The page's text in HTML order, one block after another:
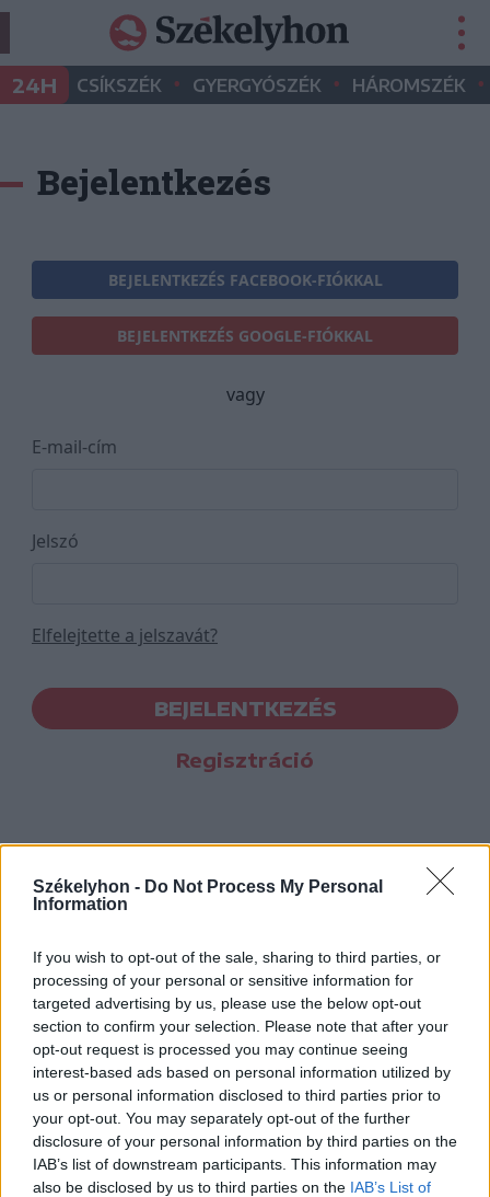
Székelyhon - Do Not Process My Personal
Information
If you wish to opt-out of the sale, sharing to third parties, or
processing of your personal or sensitive information for
targeted advertising by us, please use the below opt-out
section to confirm your selection. Please note that after your
opt-out request is processed you may continue seeing
interest-based ads based on personal information utilized by
us or personal information disclosed to third parties prior to
your opt-out. You may separately opt-out of the further
disclosure of your personal information by third parties on the
IAB’s list of downstream participants. This information may
also be disclosed by us to third parties on the IAB’s List of
24H CSÍKSZÉK • GYERGYÓSZÉK • HÁROMSZÉK •
Bejelentkezés
BEJELENTKEZÉS FACEBOOK-FIÓKKAL
BEJELENTKEZÉS GOOGLE-FIÓKKAL
vagy
E-mail-cím
Jelszó
Elfelejtette a jelszavát?
BEJELENTKEZÉS
Regisztráció
Hasznos
Impresszum
Szerzői jogok
Adatvédelmi tájékoztató
Cookie-kezelési tájékoztató